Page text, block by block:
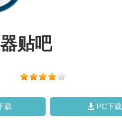
贴吧
载 PC下载